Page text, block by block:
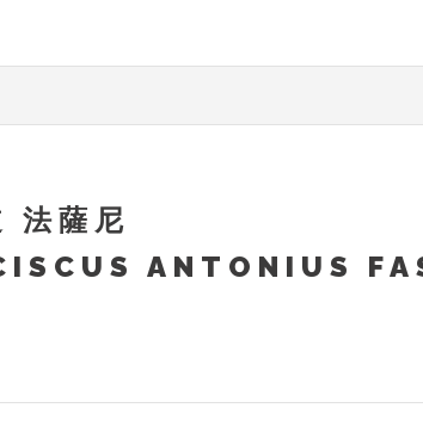
法薩尼
ANTONIUS